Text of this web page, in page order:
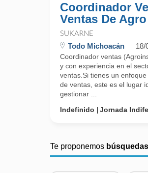
Coordinador
Ventas De
SUKARNE
Todo Michoacán 18/
Coordinador ventas
y con experiencia en el
ventas.Si tienes un
de ventas, este es el lugar
gestionar ...
Indefinido
Jornada
Te proponemos